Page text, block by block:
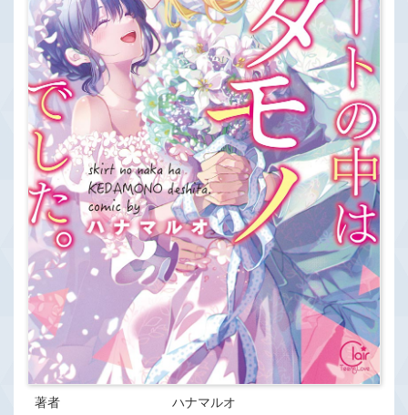
著者
ハナマルオ